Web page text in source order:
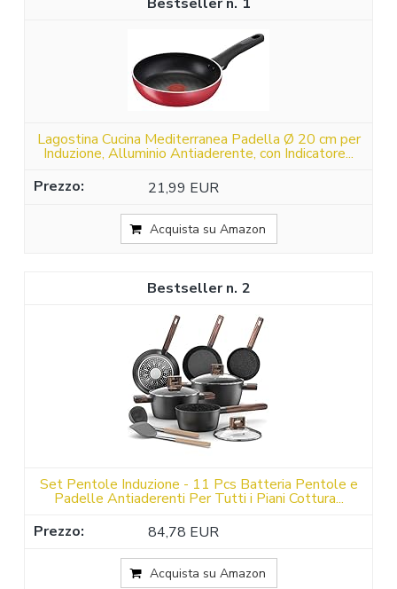
1
Lagostina Cucina Mediterranea Padella Ø 20 cm per
Induzione, Alluminio Antiaderente, con Indicatore...
21,99 EUR
Acquista su Amazon
2
Set Pentole Induzione - 11 Pcs Batteria Pentole e
Padelle Antiaderenti Per Tutti i Piani Cottura...
84,78 EUR
Acquista su Amazon